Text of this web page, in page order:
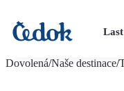
Dovolená/Naše destinace/